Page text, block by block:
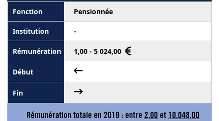
Pensionnée
-
1,00 - 5 024,00
Rémunération totale en 2019 : entre 2,00 et 10.048,00